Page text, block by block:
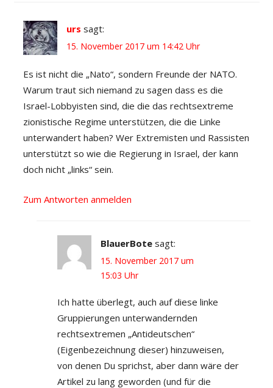
urs sagt:
15. November 2017 um 14:42 Uhr
Es ist nicht die „Nato“, sondern Freunde der NATO.
Warum traut sich niemand zu sagen dass es die
Israel-Lobbyisten sind, die die das rechtsextreme
zionistische Regime unterstützen, die die Linke
unterwandert haben? Wer Extremisten und Rassisten
unterstützt so wie die Regierung in Israel, der kann
doch nicht „links“ sein.
Zum Antworten anmelden
BlauerBote sagt:
15. November 2017 um
15:03 Uhr
Ich hatte überlegt, auch auf diese linke
Gruppierungen unterwandernden
rechtsextremen „Antideutschen“
(Eigenbezeichnung dieser) hinzuweisen,
von denen Du sprichst, aber dann wäre der
Artikel zu lang geworden (und für die